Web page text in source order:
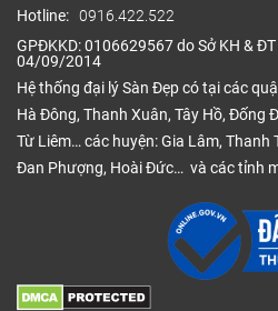
Hotline: 0916.422.522
GPĐKKD: 0106629567 do Sở KH &
04/09/2014
Hệ thống đại lý Sàn Đẹp có tại các
Hà Đông, Thanh Xuân, Tây Hồ, Đống
Từ Liêm… các huyện: Gia Lâm, Thanh
Đan Phượng, Hoài Đức… và các tỉnh